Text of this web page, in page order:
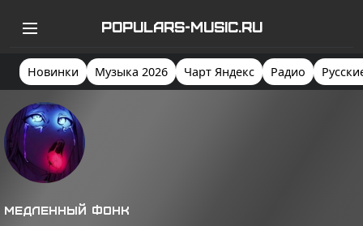
POPULARS-MUSIC.RU
Новинки Музыка 2026 Чарт Яндекс Радио
Медленный фонк